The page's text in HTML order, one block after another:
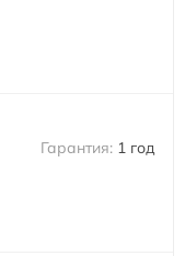
1 год